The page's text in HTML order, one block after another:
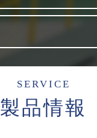
SERVICE
製品情報